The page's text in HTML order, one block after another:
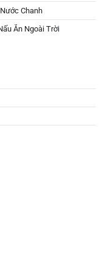
Chanh
Ăn Ngoài Trời